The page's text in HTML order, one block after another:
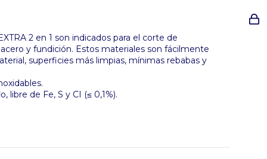
2 en 1 son indicados para el corte de
y fundición. Estos materiales son fácilmente
superficies más limpias, mínimas rebabas y
libre de Fe, S y CI (≤ 0,1%).